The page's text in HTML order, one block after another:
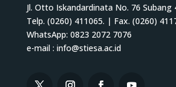
Jl. Otto Iskandardinata No. 76 Subang
Telp. (0260) 411065. | Fax. (0260)
WhatsApp: 0823 2072 7076
e-mail : info@stiesa.ac.id